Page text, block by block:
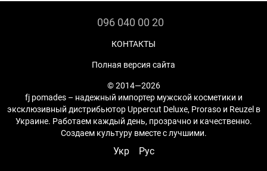
096 040 00 20
КОНТАКТЫ
Полная версия сайта
© 2014—2026
fj pomades – надежный импортер мужской косметики и
эксклюзивный дистрибьютор Uppercut Deluxe, Proraso и Reuzel в
Украине. Работаем каждый день, прозрачно и качественно.
Создаем культуру вместе с лучшими.
Укр Рус